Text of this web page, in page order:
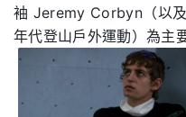
袖 Jeremy Corbyn（以
年代登山戶外運動）為主